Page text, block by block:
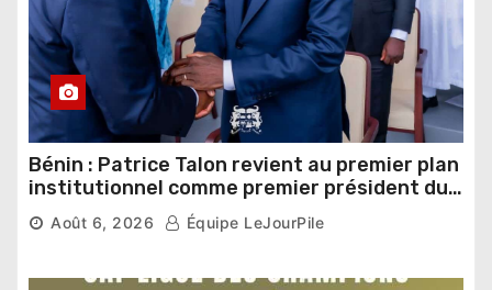
Bénin : Patrice Talon revient au premier plan
institutionnel comme premier président du
Sénat
Août 6, 2026 Équipe LeJourPile